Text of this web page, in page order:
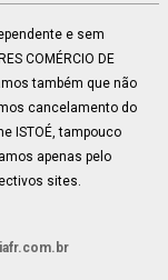
e sem
COMÉRCIO DE
também que não
cancelamento do
ISTOÉ, tampouco
apenas pelo
sites.